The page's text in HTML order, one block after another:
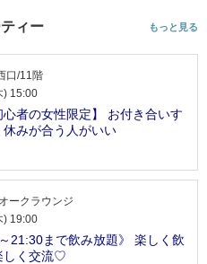
ィー もっと見る
口/11階
) 15:00
心者の女性限定】 お付き合いす
休みが合う人がいい
ークラウンジ
) 19:00
～21:30まで飲み放題》 楽しく飲
しく交流♡